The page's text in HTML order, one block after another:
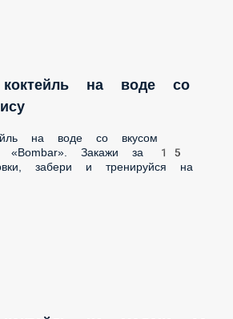
на воде со вкусом
на воде со вкусом тирамису.
за 15 минут до тренировки,
на все 100!
на молоке со